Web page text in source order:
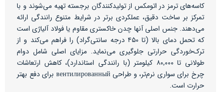
کاسه‌های ترمز در اتومکس از تولیدکنندگان برجسته تهیه می‌شوند و با
تمرکز بر ساخت دقیق، عملکردی برتر در شرایط متنوع رانندگی ارائه
می‌دهند. جنس اصلی آنها چدن خاکستری مقاوم یا فولاد آلیاژی است
که تحمل دمای بالا (تا ۴۵۰ درجه سانتی‌گراد) را فراهم می‌کند و از
ترک‌خوردگی حرارتی جلوگیری می‌نماید. مزایای اصلی شامل دوام
طولانی تا ۸۰,۰۰۰ کیلومتر (با رانندگی استاندارد)، کاهش ارتعاشات
چرخ برای سواری نرم‌تر، و طراحی вентилированный برای دفع بهتر
حرارت است.